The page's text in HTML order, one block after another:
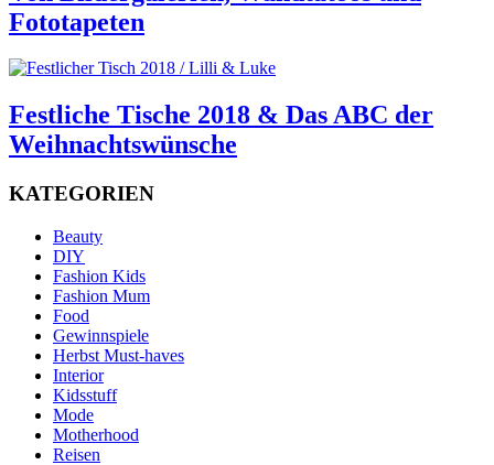
Fototapeten
Festliche Tische 2018 & Das ABC der
Weihnachtswünsche
KATEGORIEN
Beauty
DIY
Fashion Kids
Fashion Mum
Food
Gewinnspiele
Herbst Must-haves
Interior
Kidsstuff
Mode
Motherhood
Reisen